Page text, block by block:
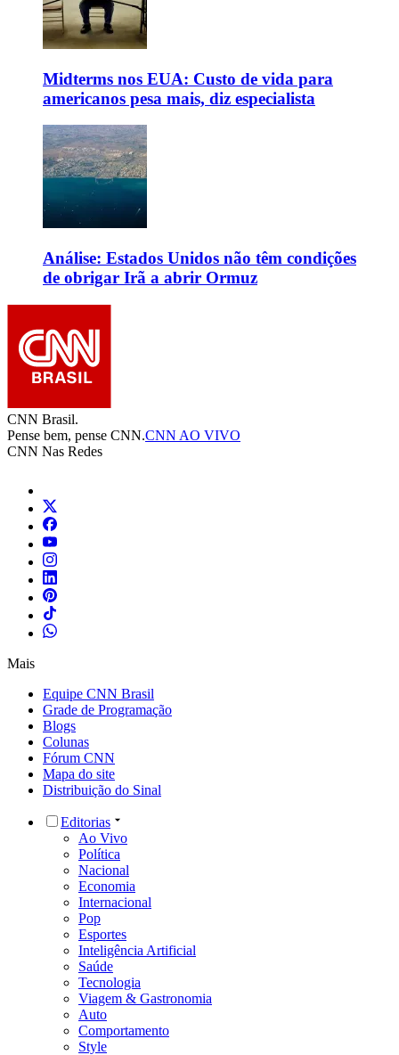
Midterms nos EUA: Custo de vida para
americanos pesa mais, diz especialista
Análise: Estados Unidos não têm condições
de obrigar Irã a abrir Ormuz
CNN Brasil.
Pense bem, pense CNN.CNN AO VIVO
CNN Nas Redes
Mais
Equipe CNN Brasil
Grade de Programação
Blogs
Colunas
Fórum CNN
Mapa do site
Distribuição do Sinal
Editorias
Ao Vivo
Política
Nacional
Economia
Internacional
Pop
Esportes
Inteligência Artificial
Saúde
Tecnologia
Viagem & Gastronomia
Auto
Comportamento
Style